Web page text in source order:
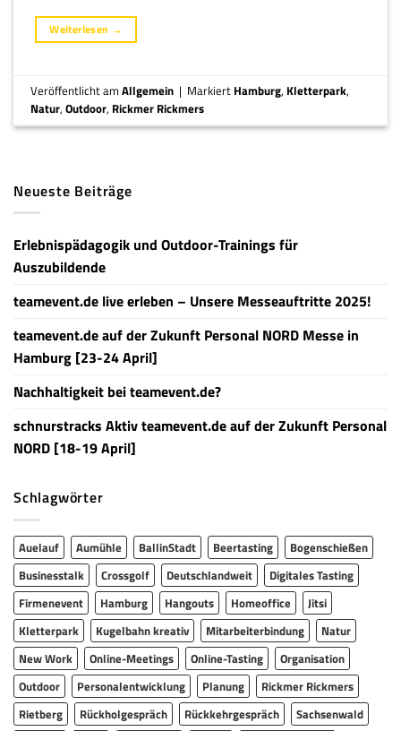
Weiterlesen →
Veröffentlicht amAllgemein | Markiert Hamburg, Kletterpark,
Natur,Outdoor, Rickmer Rickmers
Neueste Beiträge
Erlebnispädagogik und Outdoor-Trainings für
Auszubildende
teamevent.de live erleben – Unsere Messeauftritte 2025!
teamevent.de auf der Zukunft Personal NORD Messe in
Hamburg [23-24 April]
Nachhaltigkeit bei teamevent.de?
schnurstracks Aktiv teamevent.de auf der Zukunft Personal
NORD [18-19 April]
Schlagwörter
Auelauf Aumühle BallinStadt Beertasting
Bogenschießen
Businesstalk
Crossgolf Deutschlandweit
Digitales Tasting
Firmenevent
Hamburg Hangouts Homeoffice
Jitsi
Kletterpark
Kugelbahn kreativ Mitarbeiterbindung
Natur
New Work
Online-Meetings Online-Tasting
Organisation
Outdoor
Personalentwicklung Planung
Rickmer Rickmers
Rietberg
Rückholgespräch Rückkehrgespräch
Sachsenwald